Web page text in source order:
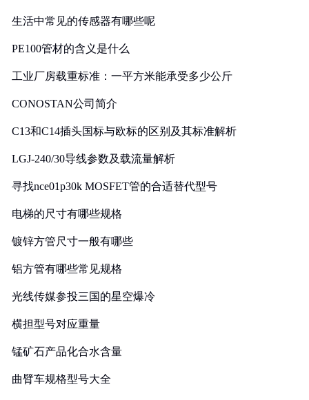
生活中常见的传感器有哪些呢
PE100管材的含义是什么
工业厂房载重标准：一平方米能承受多少公斤
CONOSTAN公司简介
C13和C14插头国标与欧标的区别及其标准解析
LGJ-240/30导线参数及载流量解析
寻找nce01p30k MOSFET管的合适替代型号
电梯的尺寸有哪些规格
镀锌方管尺寸一般有哪些
铝方管有哪些常见规格
光线传媒参投三国的星空爆冷
横担型号对应重量
锰矿石产品化合水含量
曲臂车规格型号大全